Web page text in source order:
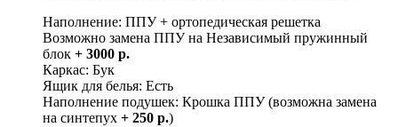
Наполнение: ППУ + ортопедическая решетка
Возможно замена ППУ на Независимый пружинный
блок + 3000 р.
Каркас: Бук
Ящик для белья: Есть
Наполнение подушек: Крошка ППУ (возможна замена
на синтепух + 250 р.)